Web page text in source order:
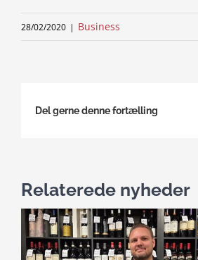
28/02/2020 | Business
Del gerne denne fortælling
Relaterede nyheder